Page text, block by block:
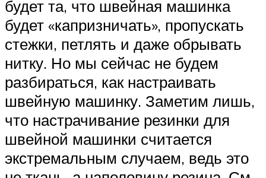
будет та, что швейная машинка
будет «капризничать», пропускать
стежки, петлять и даже обрывать
нитку. Но мы сейчас не будем
разбираться, как настраивать
швейную машинку. Заметим лишь,
что настрачивание резинки для
швейной машинки считается
экстремальным случаем, ведь это